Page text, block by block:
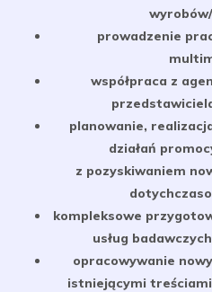
prowadzenie
współpraca z
planowanie,
działań
z pozyskiwaniem
kompleksowe
usług
opracowywanie
istniejącymi